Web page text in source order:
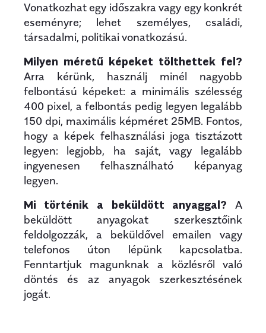
Vonatkozhat egy időszakra vagy egy konkrét
eseményre; lehet személyes, családi,
társadalmi, politikai vonatkozású.
Milyen méretű képeket tölthettek fel?
Arra kérünk, használj minél nagyobb
felbontású képeket: a minimális szélesség
400 pixel, a felbontás pedig legyen legalább
150 dpi, maximális képméret 25MB. Fontos,
hogy a képek felhasználási joga tisztázott
legyen: legjobb, ha saját, vagy legalább
ingyenesen felhasználható képanyag
legyen.
Mi történik a beküldött anyaggal? A
beküldött anyagokat szerkesztőink
feldolgozzák, a beküldővel emailen vagy
telefonos úton lépünk kapcsolatba.
Fenntartjuk magunknak a közlésről való
döntés és az anyagok szerkesztésének
jogát.